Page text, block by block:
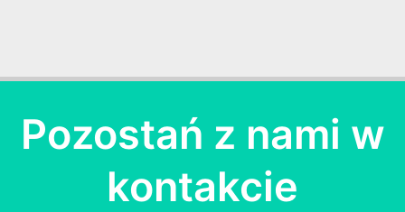
Pozostań z nami w
kontakcie